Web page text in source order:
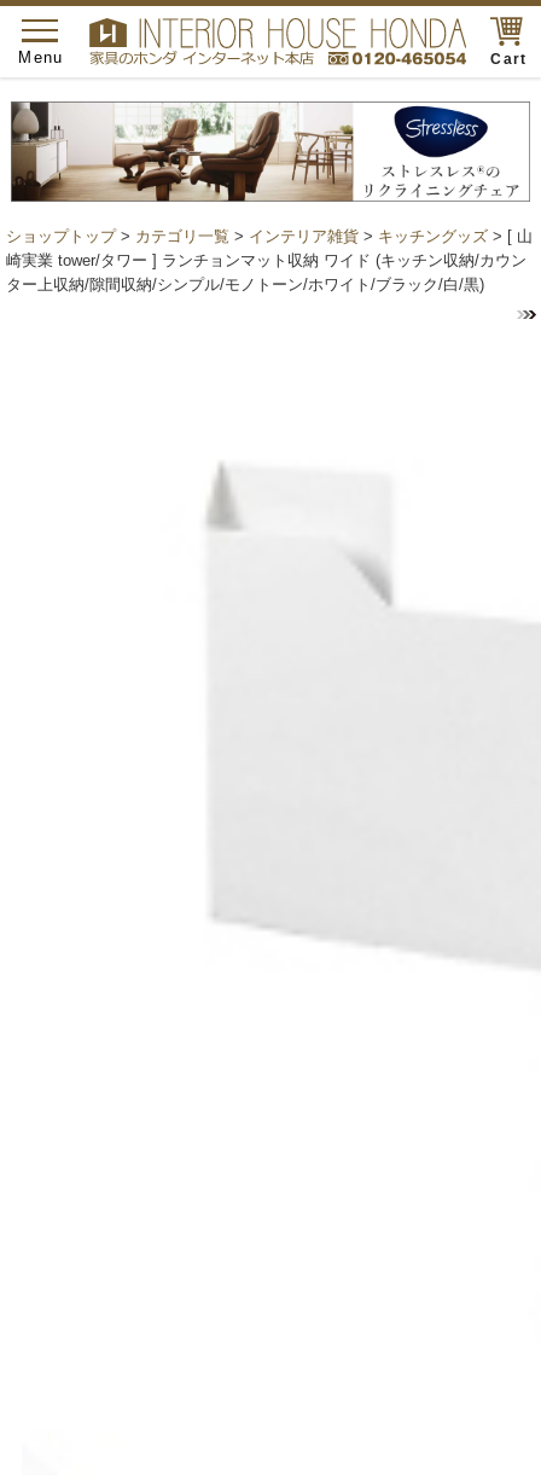
Cart
toggle
navigation
Menu
ショップトップ> カテゴリ一覧 > インテリア雑貨 > キッチングッズ > [ 山
崎実業 tower/タワー ] ランチョンマット収納 ワイド (キッチン収納/カウン
ター上収納/隙間収納/シンプル/モノトーン/ホワイト/ブラック/白/黒)